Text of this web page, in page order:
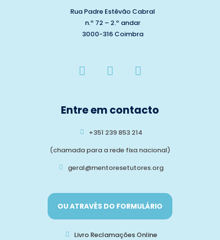
Rua Padre Estêvão Cabral
n.º 72 – 2.º andar
3000-316 Coimbra
Entre em contacto
+351 239 853 214
(chamada para a rede fixa nacional)
geral@mentoresetutores.org
OU ATRAVÉS DO FORMULÁRIO
Livro Reclamações Online